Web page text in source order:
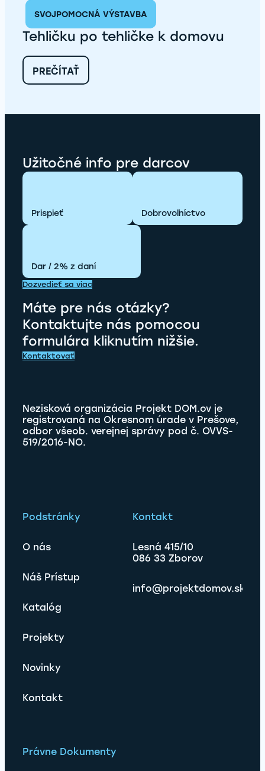
–
STAVEBNÝ KOORDINÁTOR
PRE
SPIŠ,
GEMER-
HONT,
SVOJPOMOCNÁ VÝSTAVBA
Tehličku po tehličke k domovu
PREČÍTAŤ:
TEHLIČKU
K
Užitočné info pre darcov
Prispieť Dobrovoľníctvo
Dar / 2% z daní
Dozvedieť sa viac
Máte pre nás otázky?
Kontaktujte nás pomocou
formulára kliknutím nižšie.
Kontaktovať
Nezisková organizácia Projekt DOM.ov je
registrovaná na Okresnom úrade v Prešove,
odbor všeob. verejnej správy pod č. OVVS-
519/2016-NO.
Podstránky
O nás
Náš Prístup
Katalóg
Projekty
Novinky
Kontakt
Kontakt
Lesná 415/10
086 33 Zborov
info@projektdomov.sk
Právne Dokumenty